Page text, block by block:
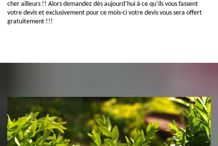
cher ailleurs !! Alors demandez dès aujourd’hui à ce qu’ils vous fassent
votre devis et exclusivement pour ce mois-ci votre devis vous sera offert
gratuitement !!!